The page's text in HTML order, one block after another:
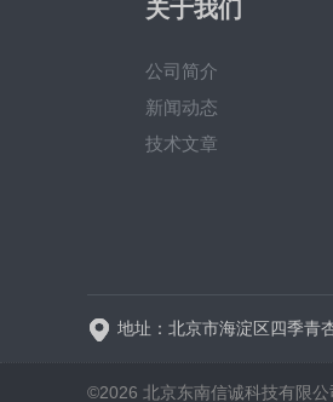
关于我们
公司简介
新闻动态
技术文章
©2026 北京东南信诚科技有限